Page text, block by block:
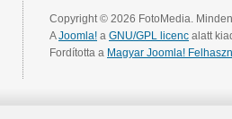
Copyright © 2026 FotoMedia.
AJoomla! a GNU/GPL licenc alatt
Fordította a Magyar Joomla!